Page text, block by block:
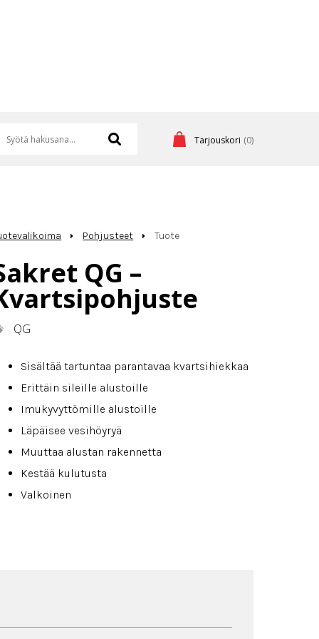
Tarjouskori (0)
Pohjusteet Tuote
QG –
QG
Sisältää tartuntaa parantavaa kvartsihiekkaa
Erittäin sileille alustoille
Imukyvyttömille alustoille
Läpäisee vesihöyryä
Muuttaa alustan rakennetta
Kestää kulutusta
Valkoinen